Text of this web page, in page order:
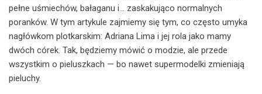
pełne uśmiechów, bałaganu i… zaskakująco normalnych
poranków. W tym artykule zajmiemy się tym, co często umyka
nagłówkom plotkarskim: Adriana Lima i jej rola jako mamy
dwóch córek. Tak, będziemy mówić o modzie, ale przede
wszystkim o pieluszkach — bo nawet supermodelki zmieniają
pieluchy.